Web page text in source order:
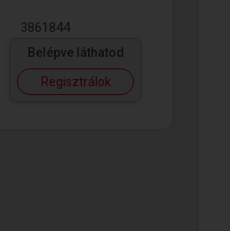
3861844
Belépve láthatod
Regisztrálok